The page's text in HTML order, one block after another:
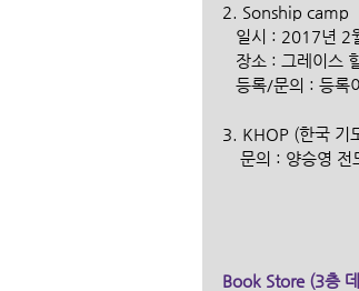
2. Sonship camp
일시 : 2017년
장소 : 그레이
등록/문의 : 등
3. KHOP (한국 기
문의 : 양승
Book Store (3층